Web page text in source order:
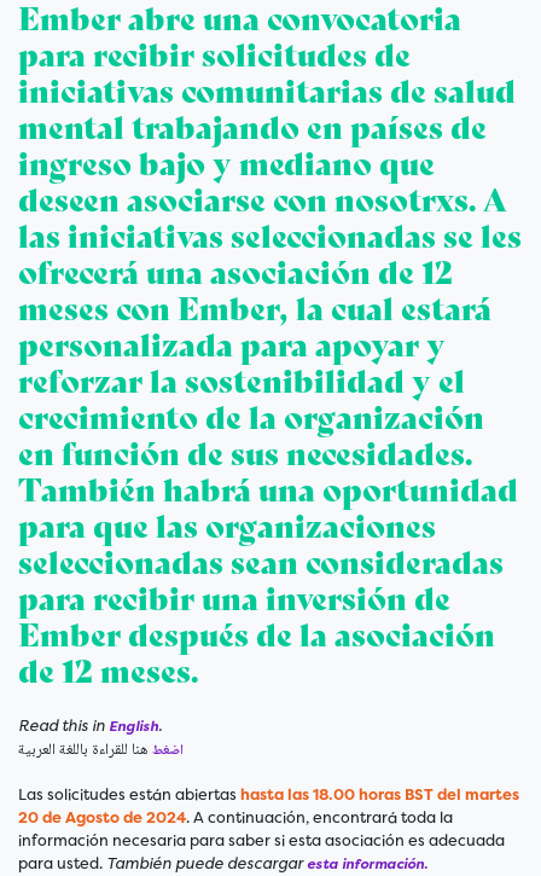
Ember abre una convocatoria
para recibir solicitudes de
iniciativas comunitarias de salud
mental trabajando en países de
ingreso bajo y mediano que
deseen asociarse con nosotrxs. A
las iniciativas seleccionadas se les
ofrecerá una asociación de 12
meses con Ember, la cual estará
personalizada para apoyar y
reforzar la sostenibilidad y el
crecimiento de la organización
en función de sus necesidades.
También habrá una oportunidad
para que las organizaciones
seleccionadas sean consideradas
para recibir una inversión de
Ember después de la asociación
de 12 meses.
Read this in English.
اضغط هنا للقراءة باللغة العربية
Las solicitudes están abiertas hastalas 18.00 horas BST del martes
20 de Agosto de 2024. A continuación, encontrará toda la
información necesaria para saber si esta asociación es adecuada
para usted. También puede descargaresta información.